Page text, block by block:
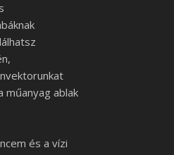
műanyag ablak
és a vízi